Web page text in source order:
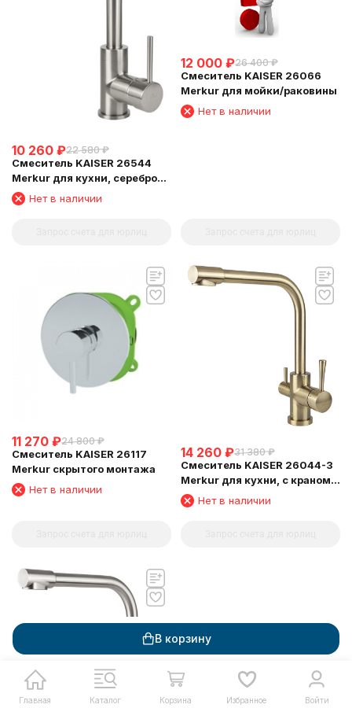
В корзину
10 260 ₽22 580 ₽
Смеситель KAISER 26544
Merkur для кухни, серебро
SilverНет в наличии
12 000 ₽26 400 ₽
Смеситель KAISER 26066
Merkur для мойки/раковины
Нет в наличии
11 270 ₽24 800 ₽
Смеситель KAISER 26117
Merkur скрытого монтажа
Нет в наличии
14 260 ₽31 380 ₽
Смеситель KAISER 26044-3
Merkur для кухни, с краном
для питьевой воды,
бронзовый
Нет в наличии
Главная Каталог Корзина Избранное Войти